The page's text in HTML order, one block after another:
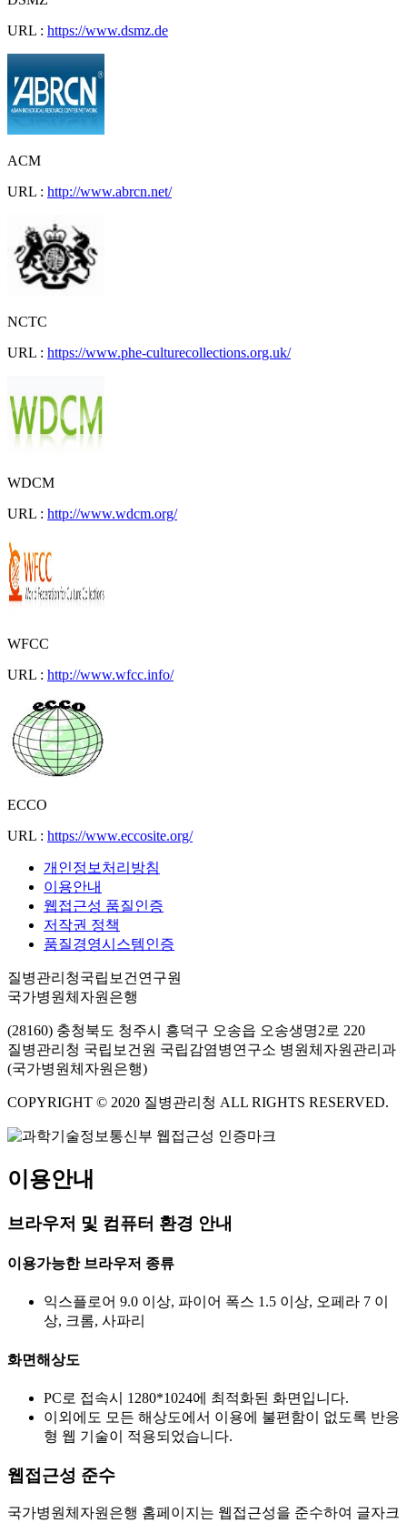
URL : https://www.dsmz.de
ACM
URL : http://www.abrcn.net/
NCTC
URL : https://www.phe-culturecollections.org.uk/
WDCM
URL : http://www.wdcm.org/
WFCC
URL : http://www.wfcc.info/
ECCO
URL : https://www.eccosite.org/
개인정보처리방침
이용안내
웹접근성 품질인증
저작권 정책
품질경영시스템인증
질병관리청국립보건연구원
국가병원체자원은행
(28160) 충청북도 청주시 흥덕구 오송읍 오송생명2로 220
질병관리청 국립보건원 국립감염병연구소 병원체자원관리과
(국가병원체자원은행)
COPYRIGHT © 2020 질병관리청 ALL RIGHTS RESERVED.
이용안내
브라우저 및 컴퓨터 환경 안내
이용가능한 브라우저 종류
익스플로어 9.0 이상, 파이어 폭스 1.5 이상, 오페라 7 이
상, 크롬, 사파리
화면해상도
PC로 접속시 1280*1024에 최적화된 화면입니다.
이외에도 모든 해상도에서 이용에 불편함이 없도록 반응
형 웹 기술이 적용되었습니다.
웹접근성 준수
국가병원체자원은행 홈페이지는 웹접근성을 준수하여 글자크